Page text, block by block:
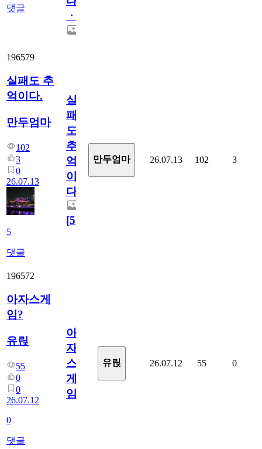
댓글
ㆍ
196579
실패도 추
억이다.
만두엄마
102
3
0
26.07.13
5
댓글
실
패
도
추
억
이
다.
[5]
만두엄마 26.07.13 102 3
196572
아자스게
임?
유릱
55
0
0
26.07.12
0
댓글
아
자
스
게
임?
유릱 26.07.12 55 0